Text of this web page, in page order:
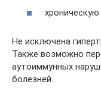
Не исключена
Также возможно
аутоиммунных
болезней.